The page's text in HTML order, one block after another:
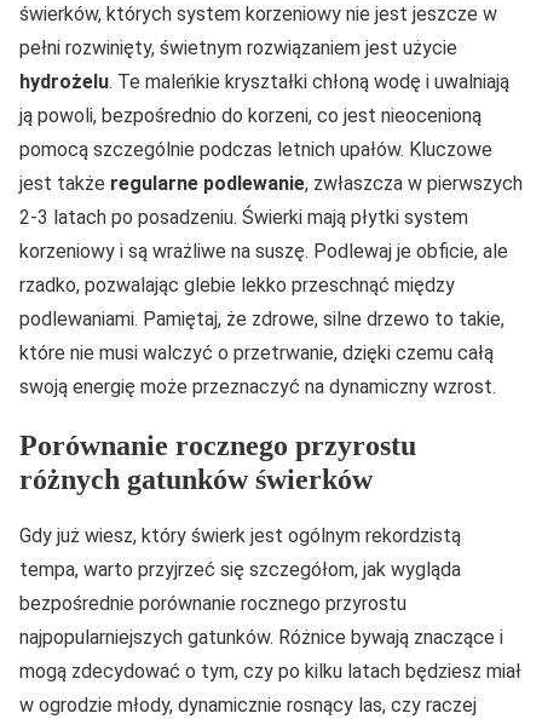
świerków, których system korzeniowy nie jest jeszcze w
pełni rozwinięty, świetnym rozwiązaniem jest użycie
hydrożelu. Te maleńkie kryształki chłoną wodę i uwalniają
ją powoli, bezpośrednio do korzeni, co jest nieocenioną
pomocą szczególnie podczas letnich upałów. Kluczowe
jest także regularne podlewanie, zwłaszcza w pierwszych
2-3 latach po posadzeniu. Świerki mają płytki system
korzeniowy i są wrażliwe na suszę. Podlewaj je obficie, ale
rzadko, pozwalając glebie lekko przeschnąć między
podlewaniami. Pamiętaj, że zdrowe, silne drzewo to takie,
które nie musi walczyć o przetrwanie, dzięki czemu całą
swoją energię może przeznaczyć na dynamiczny wzrost.
Porównanie rocznego przyrostu
różnych gatunków świerków
Gdy już wiesz, który świerk jest ogólnym rekordzistą
tempa, warto przyjrzeć się szczegółom, jak wygląda
bezpośrednie porównanie rocznego przyrostu
najpopularniejszych gatunków. Różnice bywają znaczące i
mogą zdecydować o tym, czy po kilku latach będziesz miał
w ogrodzie młody, dynamicznie rosnący las, czy raczej